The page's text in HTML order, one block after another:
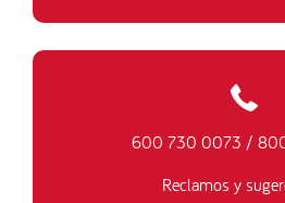
600 730 0073 /
Reclamos y